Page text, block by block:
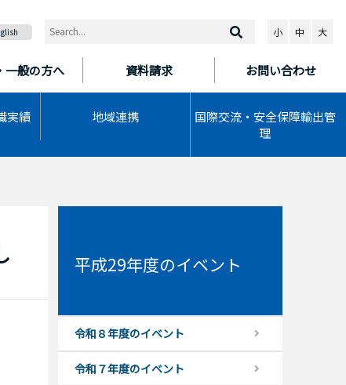
一般の方へ 資料請求 お問い合わせ
実績 地域連携
国際交流・安全保障輸出管
理
小 中 大
平成29年度のイベント
令和８年度のイベント
令和７年度のイベント